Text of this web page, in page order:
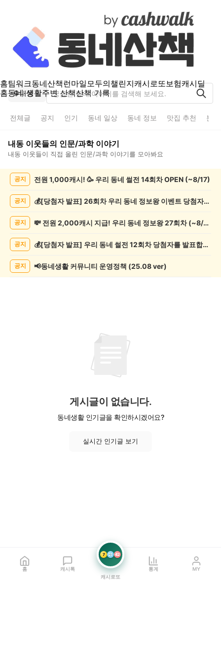
홈팀워크동네산책런마일모두의챌린지캐시로또보험캐시딜
홈동네 생활주변 산책산책 기록
내동
전체글 공지 인기 동네 일상 동네 정보 맛집 추천 분
내동 이웃들의 인문/과학이야기
내동 이웃들이 직접 올린 인문/과학 이야기를 모아봐요
공지 전원 1,000캐시! 🥳 우리 동네 썰전 14회차 OPEN (~8/17)
공지 💰[당첨자 발표] 26회차 우리 동네 정보왕 이벤트 당첨자를 발표합니다!
공지 💸 전원 2,000캐시 지급! 우리 동네 정보왕 27회차 (~8/10)
공지 💰[당첨자 발표] 우리 동네 썰전 12회차 당첨자를 발표합니다!
공지 📢동네생활 커뮤니티 운영정책 (25.08 ver)
게시글이 없습니다.
동네생활 인기글을 확인하시겠어요?
실시간 인기글 보기
홈 캐시톡
7 21 42
캐시로또
통계 MY